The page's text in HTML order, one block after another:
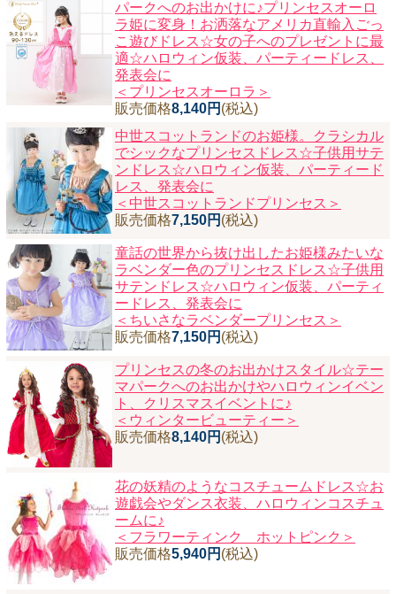
パークへのお出かけに♪プリンセスオーロ
ラ姫に変身！お洒落なアメリカ直輸入ごっ
こ遊びドレス☆女の子へのプレゼントに最
適☆ハロウィン仮装、パーティードレス、
発表会に
＜プリンセスオーロラ＞
販売価格8,140円 (税込)
中世スコットランドのお姫様。クラシカル
でシックなプリンセスドレス☆子供用サテ
ンドレス☆ハロウィン仮装、パーティード
レス、発表会に
＜中世スコットランドプリンセス＞
販売価格7,150円 (税込)
童話の世界から抜け出したお姫様みたいな
ラベンダー色のプリンセスドレス☆子供用
サテンドレス☆ハロウィン仮装、パーティ
ードレス、発表会に
＜ちいさなラベンダープリンセス＞
販売価格7,150円 (税込)
プリンセスの冬のお出かけスタイル☆テー
マパークへのお出かけやハロウィンイベン
ト、クリスマスイベントに♪
＜ウィンタービューティー＞
販売価格8,140円 (税込)
花の妖精のようなコスチュームドレス☆お
遊戯会やダンス衣装、ハロウィンコスチュ
ームに♪
＜フラワーティンク ホットピンク＞
販売価格5,940円 (税込)